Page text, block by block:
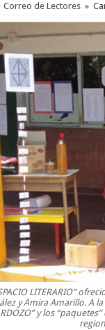
Correo de Lectores »
LITERARIO”
y Amira Amarillo. A la
y los